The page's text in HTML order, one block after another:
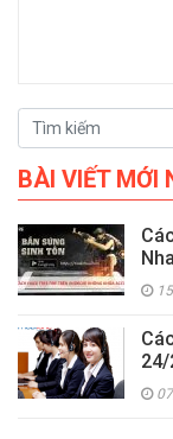
BÀI VIẾT MỚI
24/